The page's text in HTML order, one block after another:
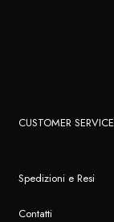
CUSTOMER SERVICE
Spedizioni e Resi
Contatti